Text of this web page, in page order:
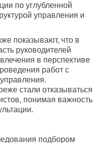
по углубленной
управления и
показывают, что в
руководителей
в перспективе
работ с
стали отказываться
понимая важность
подбором